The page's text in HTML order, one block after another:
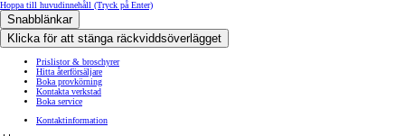
Hoppa till huvudinnehåll (Tryck på Enter)
Snabblänkar
Klicka för att stänga räckviddsöverlägget
Prislistor & broschyrer
Hitta återförsäljare
Boka provkörning
Kontakta verkstad
Boka service
Kontaktinformation